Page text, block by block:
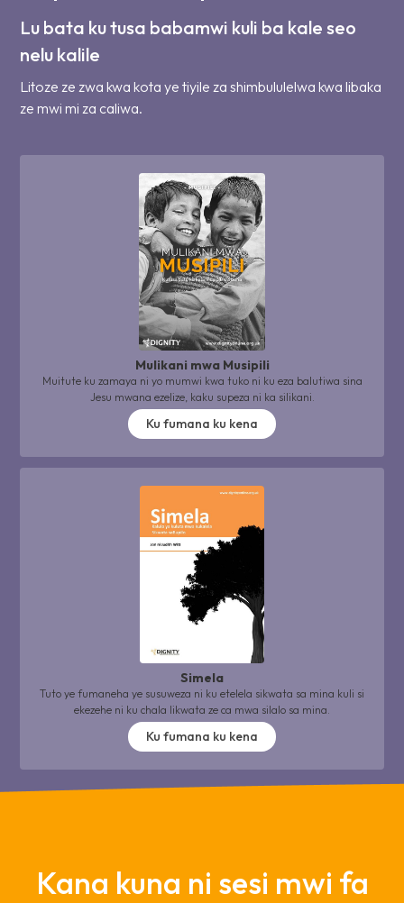
Lu bata ku tusa babamwi kuli ba kale seo
nelu kalile
Litoze ze zwa kwa kota ye tiyile za shimbululelwa kwa libaka
ze mwi mi za caliwa.
Mulikani mwa Musipili
Muitute ku zamaya ni yo mumwi kwa tuko ni ku eza balutiwa sina
Jesu mwana ezelize, kaku supeza ni ka silikani.
Ku fumana ku kena
Simela
Tuto ye fumaneha ye susuweza ni ku etelela sikwata sa mina kuli si
ekezehe ni ku chala likwata ze ca mwa silalo sa mina.
Ku fumana ku kena
Kana kuna ni sesi mwi fa